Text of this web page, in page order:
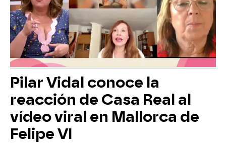
Pilar Vidal conoce la
reacción de Casa Real al
vídeo viral en Mallorca de
Felipe VI